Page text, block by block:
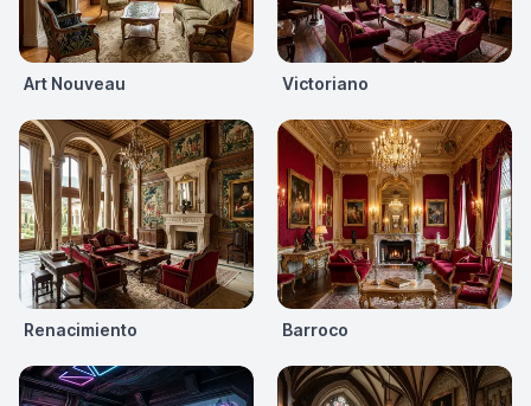
Art Nouveau Victoriano
Renacimiento Barroco